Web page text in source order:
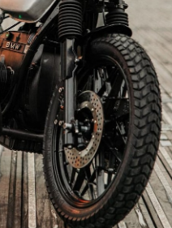
Trip Machine
Expedition
Satteltasche - Set
Angebot
$461.00